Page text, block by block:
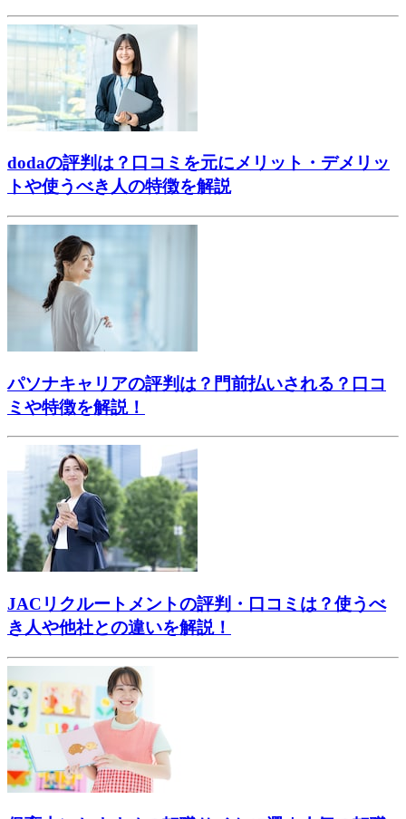
dodaの評判は？口コミを元にメリット・デメリッ
トや使うべき人の特徴を解説
パソナキャリアの評判は？門前払いされる？口コ
ミや特徴を解説！
JACリクルートメントの評判・口コミは？使うべ
き人や他社との違いを解説！